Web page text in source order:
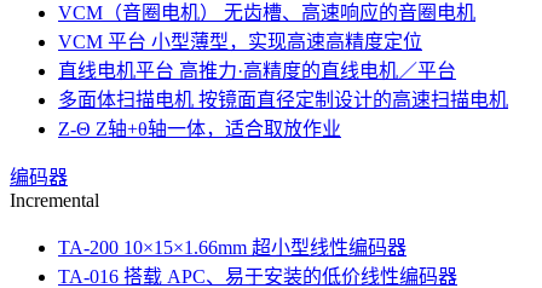
VCM（音圈电机） 无齿槽、高速响应的音圈电机
VCM 平台 小型薄型，实现高速高精度定位
直线电机平台 高推力·高精度的直线电机／平台
多面体扫描电机 按镜面直径定制设计的高速扫描电机
Z-Θ Z轴+θ轴一体，适合取放作业
编码器
Incremental
TA-200 10×15×1.66mm 超小型线性编码器
TA-016 搭载 APC、易于安装的低价线性编码器